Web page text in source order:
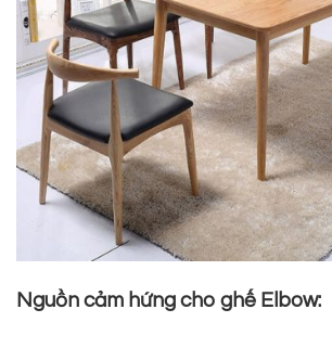
Nguồn cảm hứng cho ghế Elbow: